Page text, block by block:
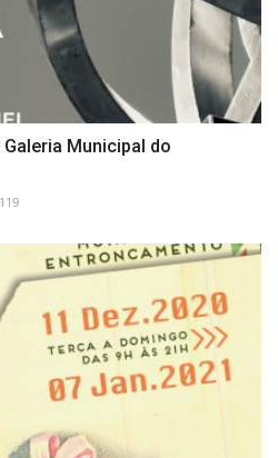
Galeria Municipal do